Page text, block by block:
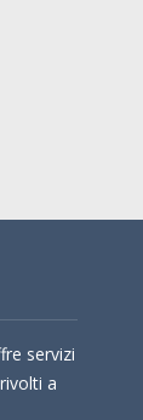
servizi
a